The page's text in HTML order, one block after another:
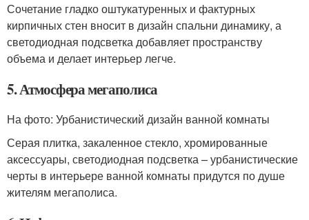
Сочетание гладко оштукатуренных и фактурных
кирпичных стен вносит в дизайн спальни динамику, а
светодиодная подсветка добавляет пространству
объема и делает интерьер легче.
5. Атмосфера мегаполиса
На фото: Урбанистический дизайн ванной комнаты
Серая плитка, закаленное стекло, хромированные
аксессуары, светодиодная подсветка – урбанистические
черты в интерьере ванной комнаты придутся по душе
жителям мегаполиса.